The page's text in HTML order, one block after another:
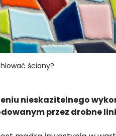
ściany?
nieskazitelnego
przez drobne